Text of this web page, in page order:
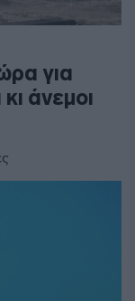
για
άνεμοι